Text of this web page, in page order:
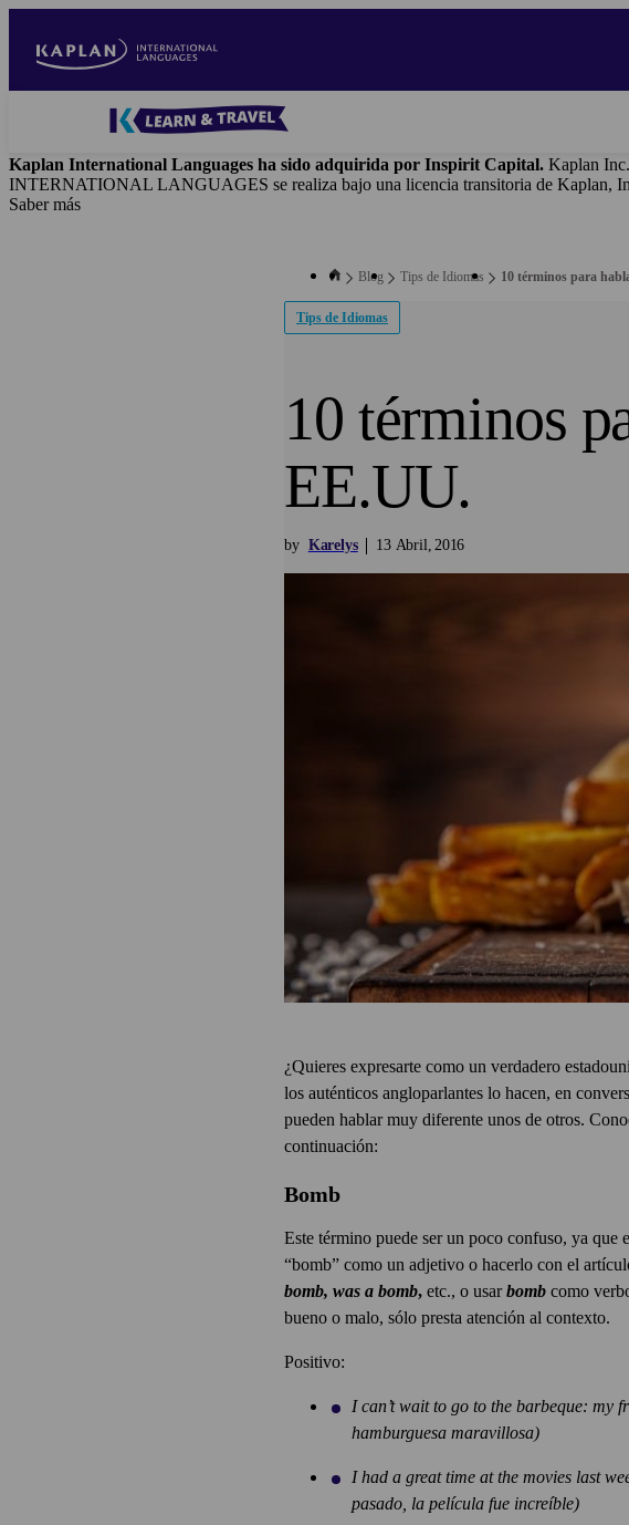
contenido
Blog
Main
navigation
Kaplan International Languages ha sido adquirida por Inspirit Capital. Kaplan
INTERNATIONAL LANGUAGES se realiza bajo una licencia transitoria de Kaplan,
Saber más
Blog Tips de Idiomas 10 términos para
Tips de Idiomas
10 términos
EE.UU.
by Karelys 13 Abril 2016
¿Quieres expresarte como un verdadero
los auténticos angloparlantes lo hacen, en
pueden hablar muy diferente unos de otros.
continuación:
Bomb
Este término puede ser un poco confuso, ya que
“bomb” como un adjetivo o hacerlo con el
bomb, was a bomb, etc., o usarbomb como
bueno o malo, sólo presta atención al contexto.
Positivo:
I can’t wait to go to the barbeque: my
hamburguesa maravillosa)
I had a great time at the movies last
pasado, la película fue increíble)